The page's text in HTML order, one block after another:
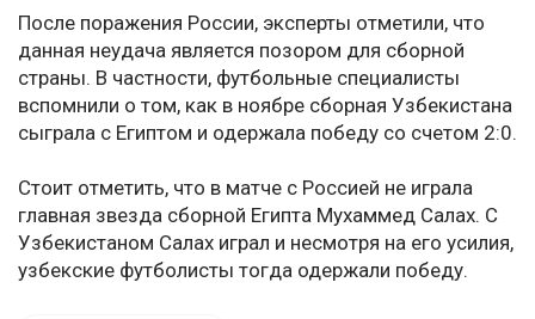
После поражения России, эксперты отметили, что
данная неудача является позором для сборной
страны. В частности, футбольные специалисты
вспомнили о том, как в ноябре сборная Узбекистана
сыграла с Египтом и одержала победу со счетом 2:0.
Стоит отметить, что в матче с Россией не играла
главная звезда сборной Египта Мухаммед Салах. С
Узбекистаном Салах играл и несмотря на его усилия,
узбекские футболисты тогда одержали победу.